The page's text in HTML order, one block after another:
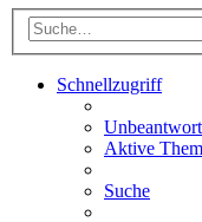
Schnellzugriff
Aktive
Suche